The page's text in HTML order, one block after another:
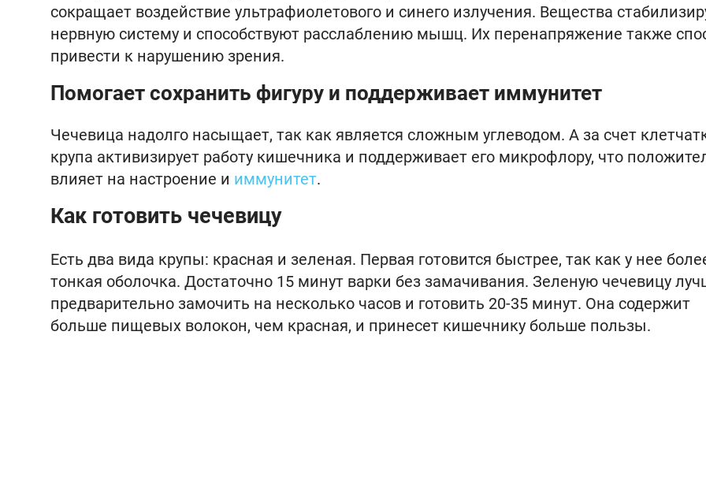
сокращает воздействие ультрафиолетового и синего излучения. Вещества
нервную систему и способствуют расслаблению мышц. Их перенапряжение также
привести к нарушению зрения.
Помогает сохранить фигуру и поддерживает иммунитет
Чечевица надолго насыщает, так как является сложным углеводом. А за счет
крупа активизирует работу кишечника и поддерживает его микрофлору, что
влияет на настроение и иммунитет.
Как готовить чечевицу
Есть два вида крупы: красная и зеленая. Первая готовится быстрее, так как у нее
тонкая оболочка. Достаточно 15 минут варки без замачивания. Зеленую чечевицу
предварительно замочить на несколько часов и готовить 20-35 минут. Она содержит
больше пищевых волокон, чем красная, и принесет кишечнику больше пользы.